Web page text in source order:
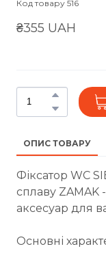
Код товару 516
₴355 UAH
ОПИС ТОВАРУ
Фіксатор WC
сплаву ZAMAK
аксесуар для
Основні